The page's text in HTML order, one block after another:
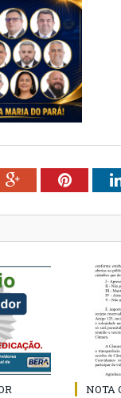
Google+
NOTA